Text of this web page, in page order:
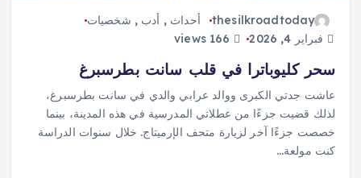
thesilkroadtoday أحداث , أدب , شخصيات
فبراير 4, 2026
سحر كليوباترا في قلب سانت بطرسبرغ
عاشت جدتي الكبرى ووالد عرابي والدي في سانت بطرسبرغ،
لذلك قضيت جزءًا من عطلاتي المدرسية في هذه المدينة، بينما
خصصت جزءًا آخر لزيارة متحف الإرميتاج. خلال سنوات الدراسة
كنت مولعة…